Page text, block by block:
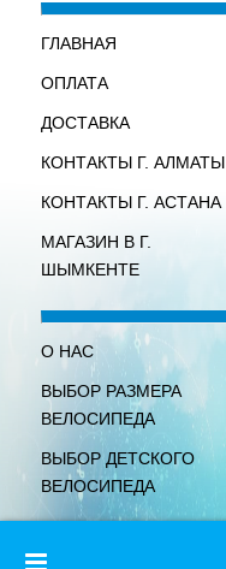
ГЛАВНАЯ
ОПЛАТА
ДОСТАВКА
КОНТАКТЫ Г. АЛМАТЫ
КОНТАКТЫ Г. АСТАНА
МАГАЗИН В Г.
ШЫМКЕНТЕ
О НАС
ВЫБОР РАЗМЕРА
ВЕЛОСИПЕДА
ВЫБОР ДЕТСКОГО
ВЕЛОСИПЕДА